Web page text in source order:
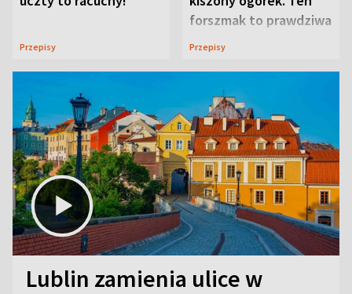
Przepisy
forszmak to prawdziwa
uczta
Przepisy
Lublin zamienia ulice w